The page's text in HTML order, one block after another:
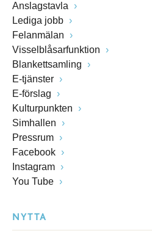
Anslagstavla
Lediga jobb
Felanmälan
Visselblåsarfunktion
Blankettsamling
E-tjänster
E-förslag
Kulturpunkten
Simhallen
Pressrum
Facebook
Instagram
You Tube
NYTTA